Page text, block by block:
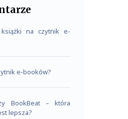
na czytnik e-
e-booków?
BookBeat – która
lepsza?